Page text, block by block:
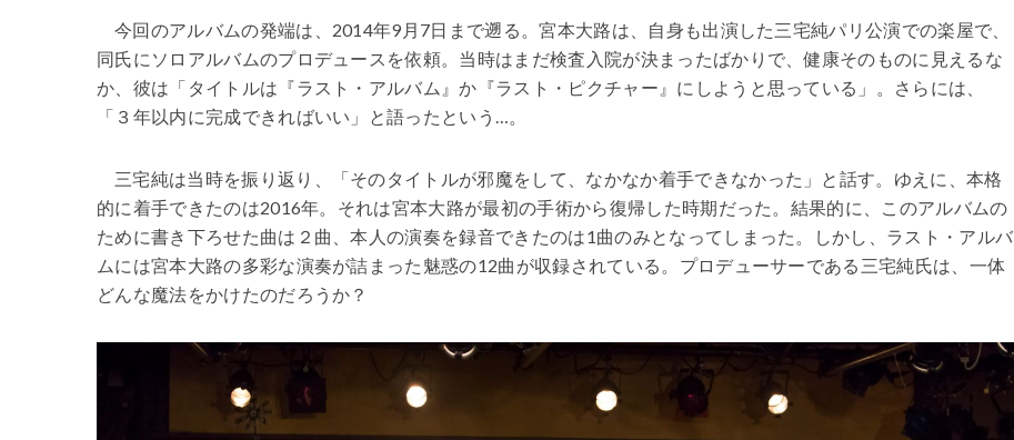
今回のアルバムの発端は、2014年9月7日まで遡る。宮本大路は、自身も出演した三宅純パリ公演での楽屋で、
同氏にソロアルバムのプロデュースを依頼。当時はまだ検査入院が決まったばかりで、健康そのものに見えるな
か、彼は「タイトルは『ラスト・アルバム』か『ラスト・ピクチャー』にしようと思っている」。さらには、
「３年以内に完成できればいい」と語ったという…。
三宅純は当時を振り返り、「そのタイトルが邪魔をして、なかなか着手できなかった」と話す。ゆえに、本格
的に着手できたのは2016年。それは宮本大路が最初の手術から復帰した時期だった。結果的に、このアルバムの
ために書き下ろせた曲は２曲、本人の演奏を録音できたのは1曲のみとなってしまった。しかし、ラスト・アルバ
ムには宮本大路の多彩な演奏が詰まった魅惑の12曲が収録されている。プロデューサーである三宅純氏は、一体
どんな魔法をかけたのだろうか？